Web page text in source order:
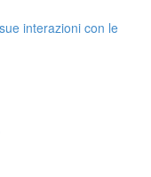
interazioni con le